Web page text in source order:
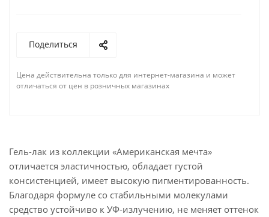
Поделиться
Цена действительна только для интернет-магазина и может
отличаться от цен в розничных магазинах
Гель-лак из коллекции «Американская мечта»
отличается эластичностью, обладает густой
консистенцией, имеет высокую пигментированность.
Благодаря формуле со стабильными молекулами
средство устойчиво к УФ-излучению, не меняет оттенок